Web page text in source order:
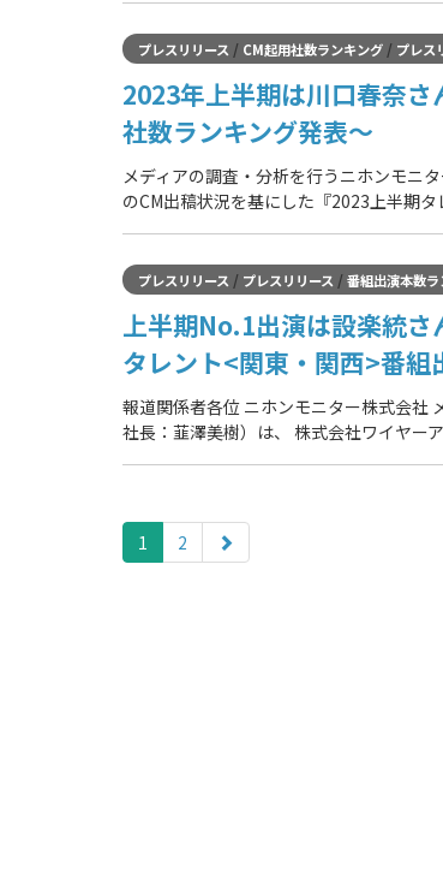
プレスリリース / CM起用社数ランキング/ プレス
2023年上半期は川口春奈
社数ランキング発表～
メディアの調査・分析を行うニホンモニ
のCM出稿状況を基にした『2023上半期
プレスリリース / プレスリリース / 番組出演本数
上半期No.1出演は設楽統
タレント<関東・関西>番組
報道関係者各位 ニホンモニター株式会社
社長：韮澤美樹）は、 株式会社ワイヤー
paging-
navigation
1 2